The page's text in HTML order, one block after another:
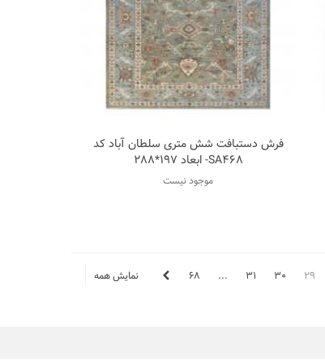
اضافه به مقایسه
فرش دستبافت شش متری سلطان آباد کد
SA468- ابعاد 197*288
موجود نیست
29
30
31
...
68 نمایش همه